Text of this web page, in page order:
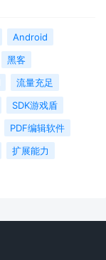
Android
黑客
流量充足
SDK游戏盾
PDF编辑软件
扩展能力